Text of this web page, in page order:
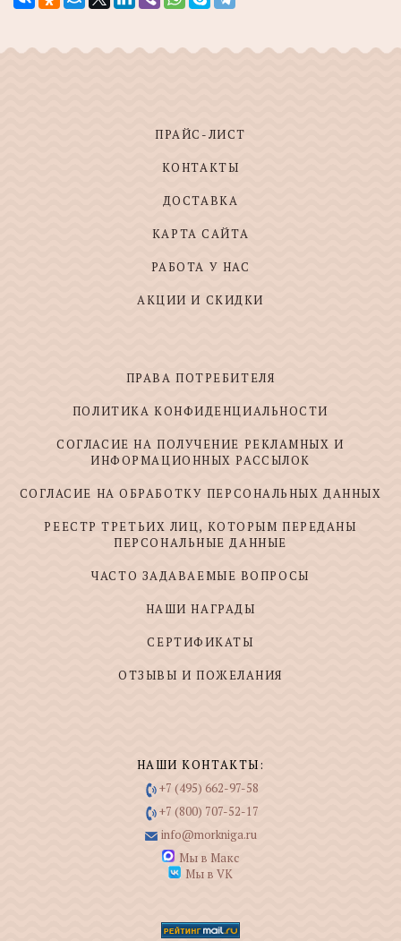
ПРАЙС-ЛИСТ
КОНТАКТЫ
ДОСТАВКА
КАРТА САЙТА
РАБОТА У НАС
АКЦИИ И СКИДКИ
ПРАВА ПОТРЕБИТЕЛЯ
ПОЛИТИКА КОНФИДЕНЦИАЛЬНОСТИ
СОГЛАСИЕ НА ПОЛУЧЕНИЕ РЕКЛАМНЫХ И
ИНФОРМАЦИОННЫХ РАССЫЛОК
СОГЛАСИЕ НА ОБРАБОТКУ ПЕРСОНАЛЬНЫХ ДАННЫХ
РЕЕСТР ТРЕТЬИХ ЛИЦ, КОТОРЫМ ПЕРЕДАНЫ
ПЕРСОНАЛЬНЫЕ ДАННЫЕ
ЧАСТО ЗАДАВАЕМЫЕ ВОПРОСЫ
НАШИ НАГРАДЫ
СЕРТИФИКАТЫ
ОТЗЫВЫ И ПОЖЕЛАНИЯ
НАШИ КОНТАКТЫ:
+7 (495) 662-97-58
+7 (800) 707-52-17
info@morkniga.ru
Мы в Макс
Мы в VK